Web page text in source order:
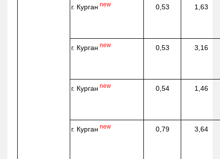
г. Курган new 0,53 1,63
г. Курган new 0,53 3,16
г. Курган new 0,54 1,46
г. Курган new 0,79 3,64